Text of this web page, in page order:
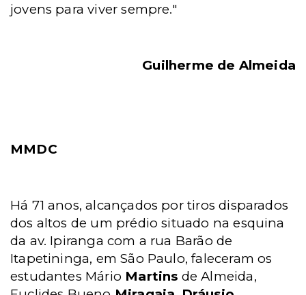
jovens para viver sempre."
Guilherme de Almeida
MMDC
Há 71 anos, alcançados por tiros disparados
dos altos de um prédio situado na esquina
da av. Ipiranga com a rua Barão de
Itapetininga, em São Paulo, faleceram os
estudantes Mário Martins de Almeida,